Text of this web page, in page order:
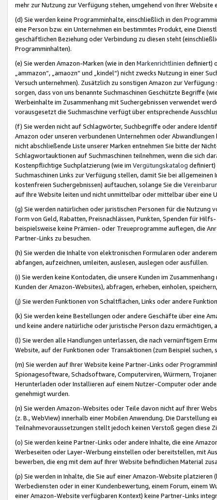
mehr zur Nutzung zur Verfügung stehen, umgehend von Ihrer
(d) Sie werden keine Programminhalte, einschließlich in den
eine Person bzw. ein Unternehmen ein bestimmtes Produkt, eine
geschäftlichen Beziehung oder Verbindung zu diesen steht
Programminhalten).
(e) Sie werden Amazon-Marken (wie in den Markenrichtlinien definiert)
„ammazon“, „amaozn“ und „kindel“) nicht zwecks Nutzung in einer
Versuch unternehmen). Zusätzlich zu sonstigen Amazon zur
sorgen, dass von uns benannte Suchmaschinen Geschützte Begriffe
Werbeinhalte im Zusammenhang mit Suchergebnissen verwendet
vorausgesetzt die Suchmaschine verfügt über entsprechende
(f) Sie werden nicht auf Schlagwörter, Suchbegriffe oder andere
Amazon oder unseren verbundenen Unternehmen oder
nicht abschließende Liste unserer Marken entnehmen Sie bitte der
Schlagwortauktionen auf Suchmaschinen teilnehmen, wenn die sich
Kostenpflichtige Suchplatzierung (wie im Vergütungskatalog definiert)
Suchmaschinen Links zur Verfügung stellen, damit Sie bei
kostenfreien Suchergebnissen) auftauchen, solange Sie die
auf Ihre Website leiten und nicht unmittelbar oder mittelbar über eine
(g) Sie werden natürlichen oder juristischen Personen für die Nutzung
Form von Geld, Rabatten, Preisnachlässen, Punkten, Spenden für
beispielsweise keine Prämien- oder Treueprogramme auflegen, die
Partner-Links zu besuchen.
(h) Sie werden die Inhalte von elektronischen Formularen oder
abfangen, aufzeichnen, umleiten, auslesen, auslegen oder ausfüllen.
(i) Sie werden keine Kontodaten, die unsere Kunden im
Kunden der Amazon-Websites), abfragen, erheben, einholen,
(j) Sie werden Funktionen von Schaltflächen, Links oder andere
(k) Sie werden keine Bestellungen oder andere Geschäfte über eine
und keine andere natürliche oder juristische Person dazu
(l) Sie werden alle Handlungen unterlassen, die nach vernünftigem
Website, auf der Funktionen oder Transaktionen (zum Beispiel
(m) Sie werden auf Ihrer Website keine Partner-Links oder
Spionagesoftware, Schadsoftware, Computerviren, Würmern,
Herunterladen oder Installieren auf einem Nutzer-Computer oder
genehmigt wurden.
(n) Sie werden Amazon-Websites oder Teile davon nicht auf Ihrer
(z. B., WebView) innerhalb einer Mobilen Anwendung. Die Darstellung
Teilnahmevoraussetzungen stellt jedoch keinen Verstoß gegen diese
(o) Sie werden keine Partner-Links oder andere Inhalte, die eine
Werbeseiten oder Layer-Werbung einstellen oder bereitstellen, mit
bewerben, die eng mit dem auf Ihrer Website befindlichen Material
(p) Sie werden in Inhalte, die Sie auf einer Amazon-Website
Werbediensten oder in einer Kundenbewertung, einem Forum, einem
einer Amazon-Website verfügbaren Kontext) keine Partner-Links